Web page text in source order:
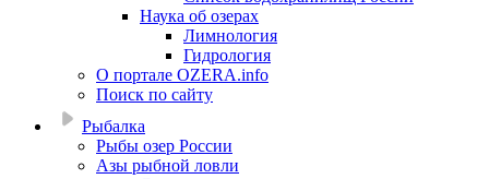
Наука об озерах
Лимнология
Гидрология
О портале OZERA.info
Поиск по сайту
Рыбалка
Рыбы озер России
Азы рыбной ловли